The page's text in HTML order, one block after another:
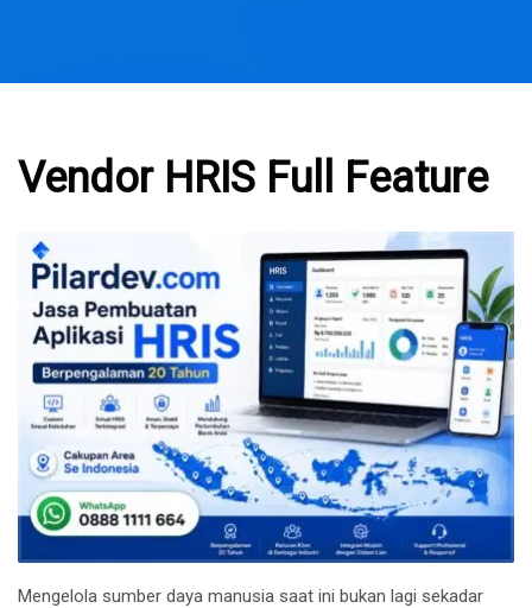
Vendor HRIS Full Feature
Mengelola sumber daya manusia saat ini bukan lagi sekadar